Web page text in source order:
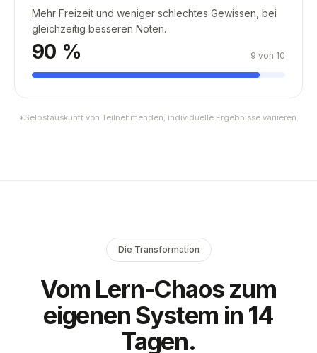
Mehr Freizeit und weniger schlechtes Gewissen, bei
gleichzeitig besseren Noten.
90 % 9 von 10
*Selbstauskunft von Teilnehmenden; individuelle Ergebnisse variieren.
Die Transformation
Vom Lern-Chaos zum
eigenen System in 14
Tagen.